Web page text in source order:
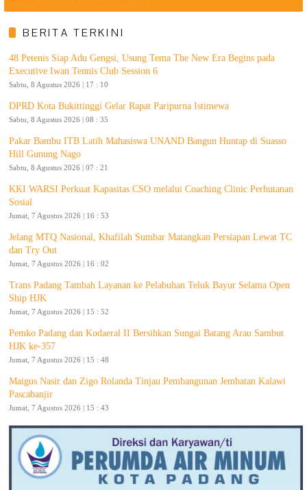
BERITA TERKINI
48 Petenis Siap Adu Gengsi, Usung Tema The New Era Begins pada
Executive Iwan Tennis Club Session 6
Sabtu, 8 Agustus 2026 | 17 : 10
DPRD Kota Bukittinggi Gelar Rapat Paripurna Istimewa
Sabtu, 8 Agustus 2026 | 08 : 35
Pakar Bambu ITB Latih Mahasiswa UNAND Bangun Huntap di Suasso
Hill Gunung Nago
Sabtu, 8 Agustus 2026 | 07 : 21
KKI WARSI Perkuat Kapasitas CSO melalui Coaching Clinic Perhutanan
Sosial
Jumat, 7 Agustus 2026 | 16 : 53
Jelang MTQ Nasional, Khafilah Sumbar Matangkan Persiapan Lewat TC
dan Try Out
Jumat, 7 Agustus 2026 | 16 : 02
Trans Padang Tambah Layanan ke Pelabuhan Teluk Bayur Selama Open
Ship HJK
Jumat, 7 Agustus 2026 | 15 : 52
Pemko Padang dan Kodaeral II Bersihkan Sungai Batang Arau Sambut
HJK ke-357
Jumat, 7 Agustus 2026 | 15 : 48
Maigus Nasir dan Zigo Rolanda Tinjau Pembangunan Jembatan Kalawi
Pascabanjir
Jumat, 7 Agustus 2026 | 15 : 43